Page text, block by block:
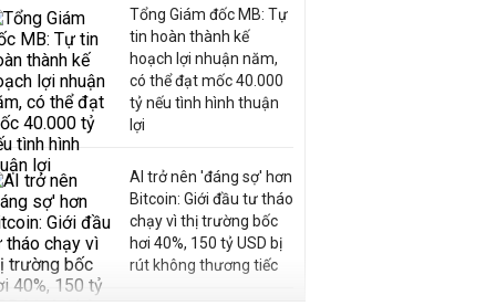
Tổng Giám đốc MB: Tự
tin hoàn thành kế
hoạch lợi nhuận năm,
có thể đạt mốc 40.000
tỷ nếu tình hình thuận
lợi
AI trở nên 'đáng sợ' hơn
Bitcoin: Giới đầu tư tháo
chạy vì thị trường bốc
hơi 40%, 150 tỷ USD bị
rút không thương tiếc